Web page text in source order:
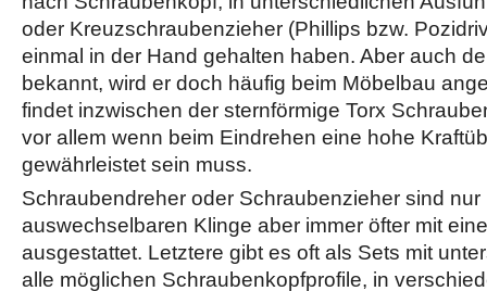
oder Kreuzschraubenzieher (Phillips bzw.
einmal in der Hand gehalten haben. Aber auch
bekannt, wird er doch häufig beim Möbelbau
findet inzwischen der sternförmige Torx
vor allem wenn beim Eindrehen eine hohe
gewährleistet sein muss.
Schraubendreher oder Schraubenzieher sind nur
auswechselbaren Klinge aber immer öfter mit
ausgestattet. Letztere gibt es oft als Sets mit
alle möglichen Schraubenkopfprofile, in